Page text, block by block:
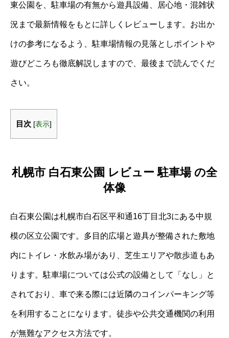
東公園を、駐車場の有無から遊具設備、居心地・混雑状
況まで最新情報をもとに詳しくレビューします。お出か
けの参考になるよう、駐車場情報の見落としポイントや
遊びどころも徹底解説しますので、最後まで読んでくだ
さい。
目次 [表示]
札幌市 白石東公園 レビュー 駐車場 の全
体像
白石東公園は札幌市白石区平和通16丁目北3にある中規
模の区立公園です。多目的広場と遊具が整備された敷地
内にトイレ・水飲み場があり、芝生エリアや散歩道もあ
ります。駐車場については公式の設備として「なし」と
されており、車で来る際には近隣のコインパーキング等
を利用することになります。徒歩や公共交通機関の利用
が無難なアクセス方法です。